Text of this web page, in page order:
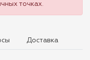
точках.
Доставка